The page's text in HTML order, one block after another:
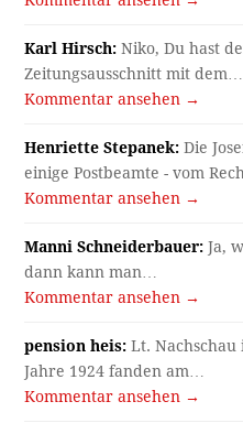
Karl Hirsch: Niko, Du hast
Zeitungsausschnitt mit dem…
Kommentar ansehen →
Henriette Stepanek: Die
einige Postbeamte - vom
Kommentar ansehen →
Manni Schneiderbauer: Ja,
dann kann man…
Kommentar ansehen →
pension heis: Lt. Nachschau
Jahre 1924 fanden am…
Kommentar ansehen →